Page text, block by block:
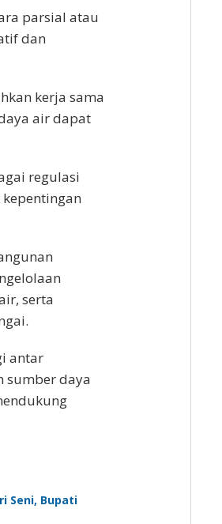
parsial atau
dan
kerja sama
air dapat
regulasi
serta
antar
sumber daya
Seni, Bupati